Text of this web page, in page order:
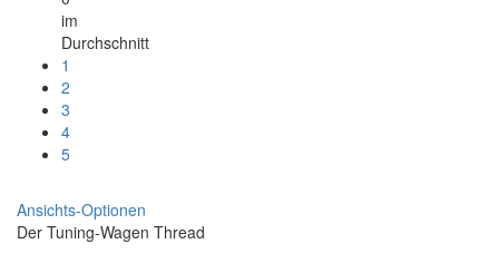
im
Durchschnitt
1
2
3
4
5
Ansichts-Optionen
Der Tuning-Wagen Thread